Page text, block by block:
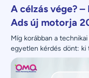
A célzás vége?
Ads új motorja
Míg korábban a
egyetlen kérdés dönt: ki
üzenettel?